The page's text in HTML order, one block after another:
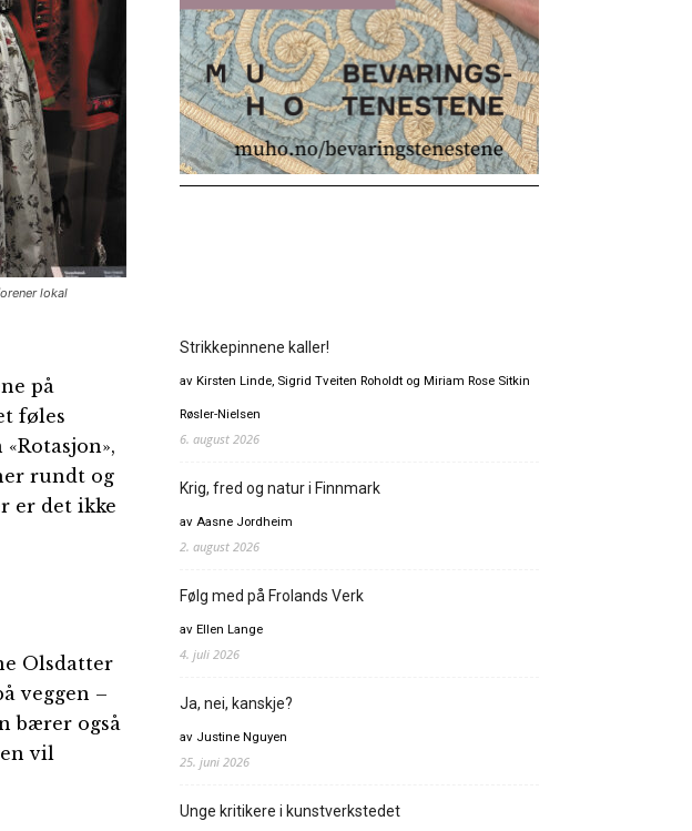
lokal
på
føles
rundt og
er det ikke
Olsdatter
veggen –
bærer også
vil
Strikkepinnene kaller!
av Kirsten Linde, Sigrid Tveiten Roholdt og Miriam Rose Sitkin
Røsler-Nielsen
6. august 2026
Krig, fred og natur i Finnmark
av Aasne Jordheim
2. august 2026
Følg med på Frolands Verk
av Ellen Lange
4. juli 2026
Ja, nei, kanskje?
av Justine Nguyen
25. juni 2026
Unge kritikere i kunstverkstedet